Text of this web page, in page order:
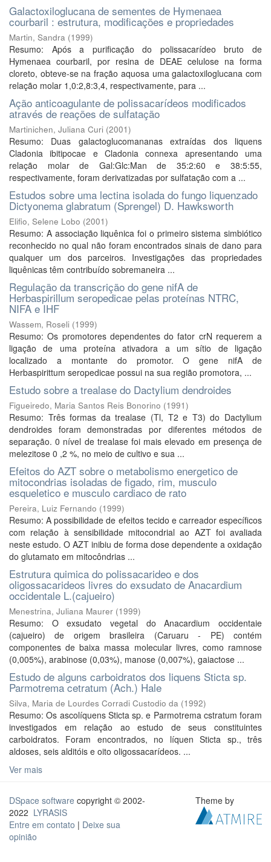
Galactoxiloglucana de sementes de Hymenaea
courbaril : estrutura, modificações e propriedades
Martin, Sandra (1999)
Resumo: Após a purificação do polissacarídeo bruto de
Hymenaea courbaril, por resina de DEAE celulose na forma
cloreto, obteve-se na fração aquosa uma galactoxiloglucana com
relação molar 1,0:2,8:3,4, respectivamente, para ...
Ação anticoagulante de polissacarídeos modificados
através de reações de sulfatação
Martinichen, Juliana Curi (2001)
Resumo: Duas galactoglucomananas extraídas dos liquens
Cladonia ibitipocae e Cladonia connexa apresentando uma
relação molar de Gal:Glc:Man de 35:2:60 e 38:5:55,
respectivamente, foram derivatizadas por sulfatação com a ...
Estudos sobre uma lectina isolada do fungo liquenzado
Dictyonema glabratum (Sprengel) D. Hawksworth
Elifio, Selene Lobo (2001)
Resumo: A associação liquênica foi o primeiro sistema simbiótico
reconhecido no qual não foram encontrados sinais de dano para
qualquer um dos parceiros. Investigações das propriedades
liquênicas têm contribuído sobremaneira ...
Regulação da transcrição do gene nifA de
Herbaspirillum seropedicae pelas proteínas NTRC,
NIFA e IHF
Wassem, Roseli (1999)
Resumo: Os promotores dependentes do fator crN requerem a
ligação de uma proteína ativadora a um sítio de ligação
localizado a montante do promotor. O gene nifA de
Herbaspirittum seropedicae possui na sua região promotora, ...
Estudo sobre a trealase do Dactylium dendroides
Figueiredo, Maria Santos Reis Bonorino (1991)
Resumo: Três formas da trealase (Tl, T2 e T3) do Dactylium
dendroides foram demonstradas por diferentes métodos de
separação. 0 nível de trealase foi mais elevado em presença de
melezitose 0 ,2 %, no meio de cultivo e sua ...
Efeitos do AZT sobre o metabolismo energetico de
mitocondrias isoladas de figado, rim, musculo
esqueletico e musculo cardiaco de rato
Pereira, Luiz Fernando (1999)
Resumo: A possibilidade de efeitos tecido e carreador específicos
com relação à sensibilidade mitocondrial ao AZT foi avaliada
neste estudo. O AZT inibiu de forma dose dependente a oxidação
do glutamato em mitocôndrias ...
Estrutura quimica do polissacarideo e dos
oligossacarideos livres do exsudato de Anacardium
occidentale L.(cajueiro)
Menestrina, Juliana Maurer (1999)
Resumo: O exsudato vegetal do Anacardium occidentaie
(cajueiro) de origem brasileira (Caruaru - PE) contém
componentes de baixa massa molecular livres, como ramnose
(0,005%), arabinose (0,03%), manose (0,007%), gaiactose ...
Estudo de alguns carboidratos dos liquens Sticta sp.
Parmotrema cetratum (Ach.) Hale
Silva, Maria de Lourdes Corradi Custodio da (1992)
Resumo: Os ascolíquens Sticta sp. e Parmotrema cstratum foram
investigados em relação ao estudo de seus constituintes
carboidratos. Foram encontrados, no líquen Sticta sp., três
aldoses, seis alditóis e oito oligossacarídeos. ...
Ver mais
DSpace software copyright © 2002-
2022 LYRASIS
Entre em contato | Deixe sua
opinião
Theme by